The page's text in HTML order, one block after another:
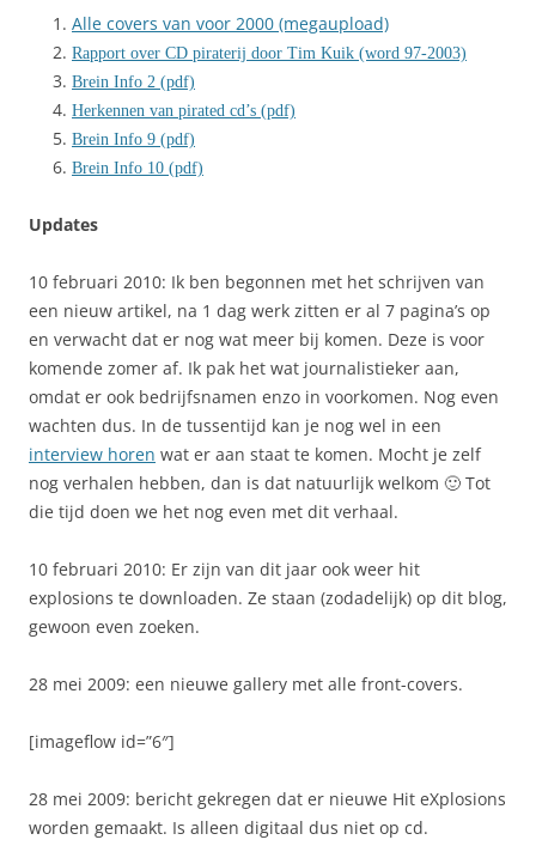
Alle covers van voor 2000 (megaupload)
Rapport over CD piraterij door Tim Kuik (word 97-2003)
Brein Info 2 (pdf)
Herkennen van pirated cd’s (pdf)
Brein Info 9 (pdf)
Brein Info 10 (pdf)
Updates
10 februari 2010: Ik ben begonnen met het schrijven van
een nieuw artikel, na 1 dag werk zitten er al 7 pagina’s op
en verwacht dat er nog wat meer bij komen. Deze is voor
komende zomer af. Ik pak het wat journalistieker aan,
omdat er ook bedrijfsnamen enzo in voorkomen. Nog even
wachten dus. In de tussentijd kan je nog wel in een
interview horen wat er aan staat te komen. Mocht je zelf
nog verhalen hebben, dan is dat natuurlijk welkom 🙂 Tot
die tijd doen we het nog even met dit verhaal.
10 februari 2010: Er zijn van dit jaar ook weer hit
explosions te downloaden. Ze staan (zodadelijk) op dit blog,
gewoon even zoeken.
28 mei 2009: een nieuwe gallery met alle front-covers.
[imageflow id=”6″]
28 mei 2009: bericht gekregen dat er nieuwe Hit eXplosions
worden gemaakt. Is alleen digitaal dus niet op cd.